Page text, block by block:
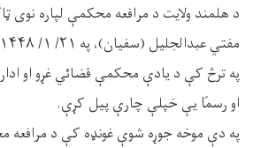
د هلمند ولايت د مرافعه محکمې لپاره
په ترڅ کې د یادې محکمې قضائي غړو او
او رسمًا یې خپلې چارې پیل کړې.
په دې موخه جوړه شوې غونډه کې د